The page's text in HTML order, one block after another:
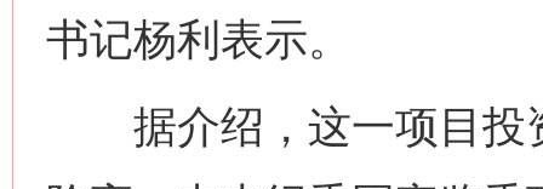
书记杨利表示。
据介绍，这一项目投